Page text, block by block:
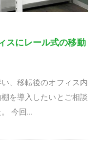
スにレール式の移動
、移転後のオフィス内
を導入したいとご相談
今回…